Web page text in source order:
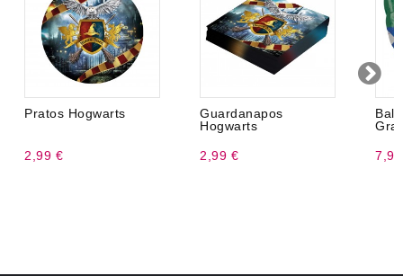
Pratos Hogwarts
2,99 €
Guardanapos
Hogwarts
2,99 €